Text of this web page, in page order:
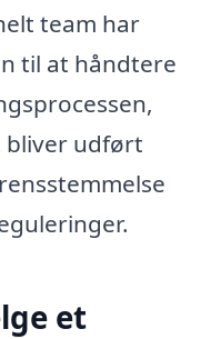
team har
til at håndtere
bliver udført
et